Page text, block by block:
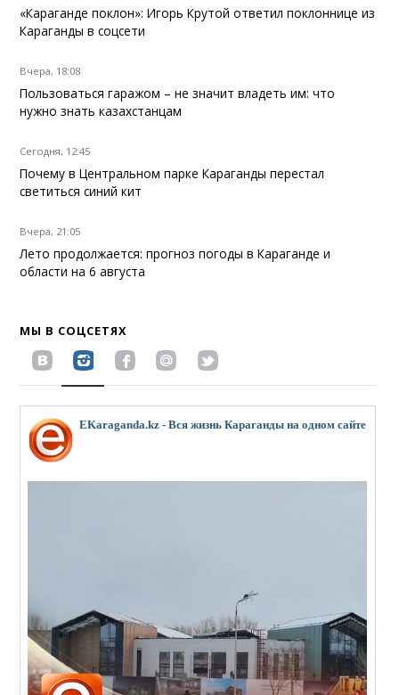
«Караганде поклон»: Игорь Крутой ответил поклоннице из
Караганды в соцсети
Вчера, 18:08
Пользоваться гаражом – не значит владеть им: что
нужно знать казахстанцам
Сегодня, 12:45
Почему в Центральном парке Караганды перестал
светиться синий кит
Вчера, 21:05
Лето продолжается: прогноз погоды в Караганде и
области на 6 августа
МЫ В СОЦСЕТЯХ
EKaraganda.kz - Вся жизнь Караганды на одном сайте